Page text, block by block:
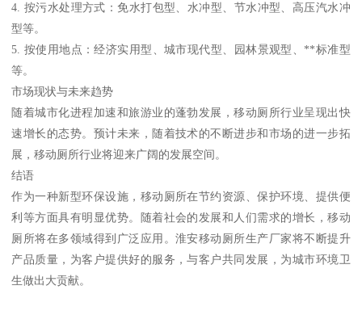
4. 按污水处理方式：免水打包型、水冲型、节水冲型、高压汽水冲
型等。
5. 按使用地点：经济实用型、城市现代型、园林景观型、**标准型
等。
市场现状与未来趋势
随着城市化进程加速和旅游业的蓬勃发展，移动厕所行业呈现出快
速增长的态势。预计未来，随着技术的不断进步和市场的进一步拓
展，移动厕所行业将迎来广阔的发展空间。
结语
作为一种新型环保设施，移动厕所在节约资源、保护环境、提供便
利等方面具有明显优势。随着社会的发展和人们需求的增长，移动
厕所将在多领域得到广泛应用。淮安移动厕所生产厂家将不断提升
产品质量，为客户提供好的服务，与客户共同发展，为城市环境卫
生做出大贡献。